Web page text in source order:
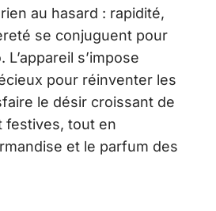
au hasard : rapidité,
se conjuguent pour
L’appareil s’impose
pour réinventer les
le désir croissant de
festives, tout en
et le parfum des